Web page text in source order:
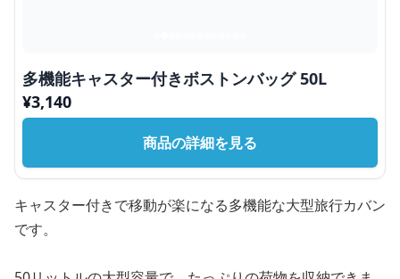
多機能キャスター付きボストンバッグ 50L
¥3,140
商品の詳細を見る
キャスター付きで移動が楽になる多機能な大型旅行カバン
です。